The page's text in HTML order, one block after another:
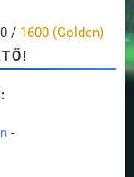
/ 1600 (Golden)
-